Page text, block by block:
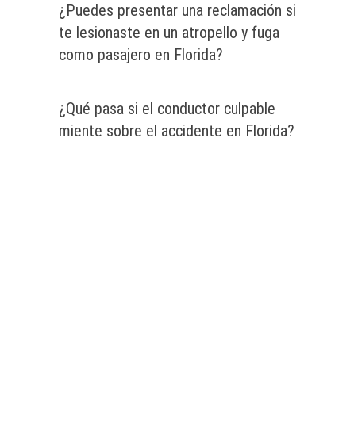
¿Puedes presentar una reclamación si
te lesionaste en un atropello y fuga
como pasajero en Florida?
¿Qué pasa si el conductor culpable
miente sobre el accidente en Florida?